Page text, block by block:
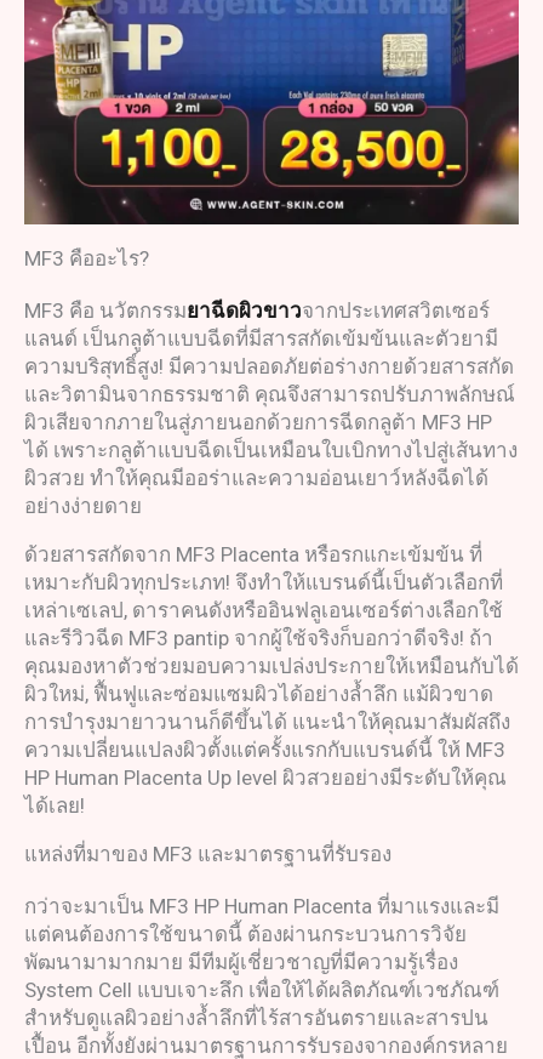
MF3 คืออะไร?
MF3 คือ นวัตกรรมยาฉีดผิวขาวจากประเทศสวิตเซอร์
แลนด์ เป็นกลูต้าแบบฉีดที่มีสารสกัดเข้มข้นและตัวยามี
ความบริสุทธิ์สูง! มีความปลอดภัยต่อร่างกายด้วยสารสกัด
และวิตามินจากธรรมชาติ คุณจึงสามารถปรับภาพลักษณ์
ผิวเสียจากภายในสู่ภายนอกด้วยการฉีดกลูต้า MF3 HP
ได้ เพราะกลูต้าแบบฉีดเป็นเหมือนใบเบิกทางไปสู่เส้นทาง
ผิวสวย ทำให้คุณมีออร่าและความอ่อนเยาว์หลังฉีดได้
อย่างง่ายดาย
ด้วยสารสกัดจาก MF3 Placenta หรือรกแกะเข้มข้น ที่
เหมาะกับผิวทุกประเภท! จึงทำให้แบรนด์นี้เป็นตัวเลือกที่
เหล่าเซเลป, ดาราคนดังหรืออินฟลูเอนเซอร์ต่างเลือกใช้
และรีวิวฉีด MF3 pantip จากผู้ใช้จริงก็บอกว่าดีจริง! ถ้า
คุณมองหาตัวช่วยมอบความเปล่งประกายให้เหมือนกับได้
ผิวใหม่, ฟื้นฟูและซ่อมแซมผิวได้อย่างล้ำลึก แม้ผิวขาด
การบำรุงมายาวนานก็ดีขึ้นได้ แนะนำให้คุณมาสัมผัสถึง
ความเปลี่ยนแปลงผิวตั้งแต่ครั้งแรกกับแบรนด์นี้ ให้ MF3
HP Human Placenta Up level ผิวสวยอย่างมีระดับให้คุณ
ได้เลย!
แหล่งที่มาของ MF3 และมาตรฐานที่รับรอง
กว่าจะมาเป็น MF3 HP Human Placenta ที่มาแรงและมี
แต่คนต้องการใช้ขนาดนี้ ต้องผ่านกระบวนการวิจัย
พัฒนามามากมาย มีทีมผู้เชี่ยวชาญที่มีความรู้เรื่อง
System Cell แบบเจาะลึก เพื่อให้ได้ผลิตภัณฑ์เวชภัณฑ์
สำหรับดูแลผิวอย่างล้ำลึกที่ไร้สารอันตรายและสารปน
เปื้อน อีกทั้งยังผ่านมาตรฐานการรับรองจากองค์กรหลาย